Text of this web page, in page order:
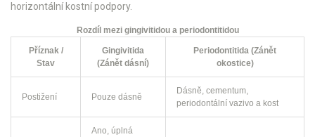
horizontální kostní podpory.
Rozdíl mezi gingivitidou a periodontitidou
Příznak /
Stav
Gingivitida
(Zánět dásní)
Periodontitida (Zánět
okostice)
Postižení Pouze dásně
Dásně, cementum,
periodontální vazivo a kost
Ano, úplná